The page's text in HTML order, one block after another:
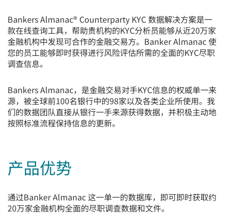
Bankers Almanac® Counterparty KYC 数据解决方案是一
款在线查询工具，帮助贵机构的KYC分析员能够从近20万家
金融机构中发现可合作的金融交易方。Banker Almanac 使
您的员工能够即时获得进行风险评估所需的全面的KYC尽职
调查信息。
Bankers Almanac，是金融交易对手KYC信息的权威单一来
源，被全球前100名银行中的98家以及各类企业所使用。我
们的数据团队直接从银行一手来源获得数据，并积极主动地
按照标准流程保持信息的更新。
产品优势
通过Banker Almanac 这一单一的数据库，即可即时获取约
20万家金融机构全面的尽职调查数据和文件。